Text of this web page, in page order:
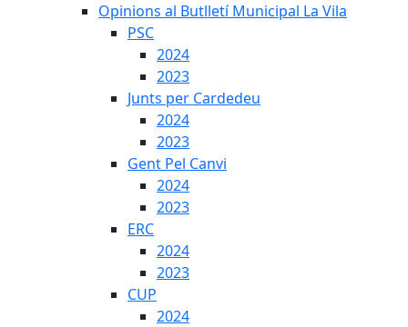
Opinions al Butlletí Municipal La Vila
PSC
2024
2023
Junts per Cardedeu
2024
2023
Gent Pel Canvi
2024
2023
ERC
2024
2023
CUP
2024